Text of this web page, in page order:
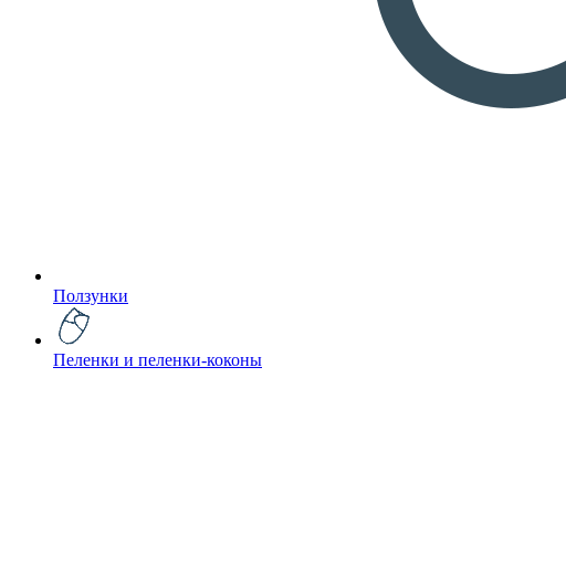
Ползунки
Пеленки и пеленки-коконы